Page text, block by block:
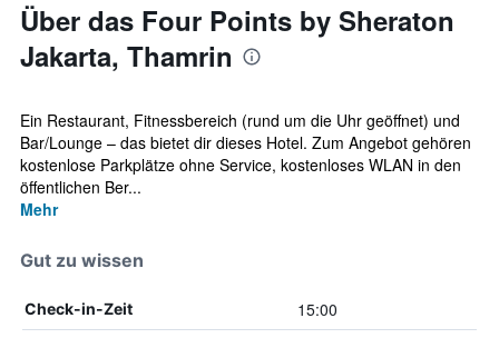
Über das Four Points by Sheraton
Jakarta, Thamrin
Ein Restaurant, Fitnessbereich (rund um die Uhr geöffnet) und
Bar/Lounge – das bietet dir dieses Hotel. Zum Angebot gehören
kostenlose Parkplätze ohne Service, kostenloses WLAN in den
öffentlichen Ber...
Mehr
Gut zu wissen
Check-in-Zeit 15:00